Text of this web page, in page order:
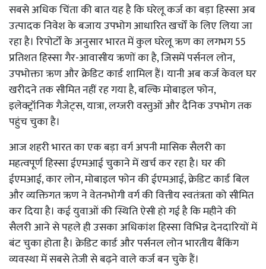
सबसे अधिक चिंता की बात यह है कि घरेलू कर्ज का बड़ा हिस्सा अब
उत्पादक निवेश के बजाय उपभोग आधारित खर्चों के लिए लिया जा
रहा है। रिपोर्टों के अनुसार भारत में कुल घरेलू ऋण का लगभग 55
प्रतिशत हिस्सा गैर-आवासीय ऋणों का है, जिसमें पर्सनल लोन,
उपभोक्ता ऋण और क्रेडिट कार्ड शामिल हैं। यानी अब कर्ज केवल घर
खरीदने तक सीमित नहीं रह गया है, बल्कि मोबाइल फोन,
इलेक्ट्रॉनिक गैजेट्स, यात्रा, लग्जरी वस्तुओं और दैनिक उपभोग तक
पहुंच चुका है।
आज शहरी भारत का एक बड़ा वर्ग अपनी मासिक सैलरी का
महत्वपूर्ण हिस्सा ईएमआई चुकाने में खर्च कर रहा है। घर की
ईएमआई, कार लोन, मोबाइल फोन की ईएमआई, क्रेडिट कार्ड बिल
और व्यक्तिगत ऋण ने वेतनभोगी वर्ग की वित्तीय स्वतंत्रता को सीमित
कर दिया है। कई युवाओं की स्थिति ऐसी हो गई है कि महीने की
सैलरी आने से पहले ही उसका अधिकांश हिस्सा विभिन्न देनदारियों में
बंट चुका होता है। क्रेडिट कार्ड और पर्सनल लोन भारतीय बैंकिंग
व्यवस्था में सबसे तेजी से बढ़ने वाले कर्ज बन चुके हैं।